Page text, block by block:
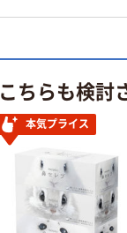
ちらも検討
本気プライス